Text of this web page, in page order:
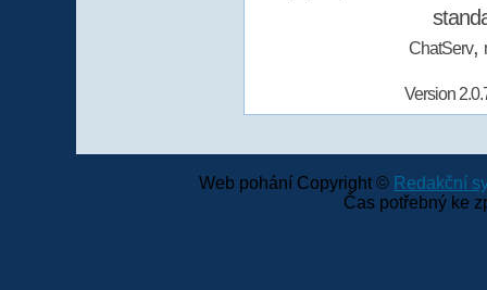
ChatServ,
Version
Web pohání Copyright © Redakční
Čas potřebný ke